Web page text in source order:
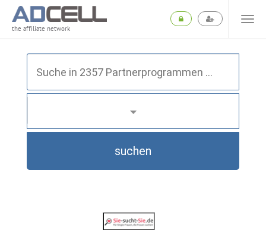
the affiliate network
suchen